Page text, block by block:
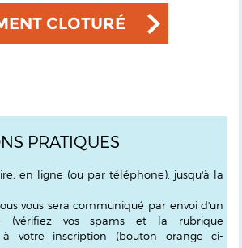
CLOTURÉ
PRATIQUES
en ligne (ou par téléphone), jusqu'à la
vous sera communiqué par envoi d'un
(vérifiez vos spams et la rubrique
à votre inscription (bouton orange ci-